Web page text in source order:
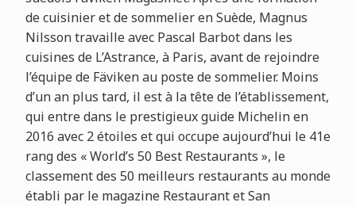
de cuisinier et de sommelier en Suède, Magnus
Nilsson travaille avec Pascal Barbot dans les
cuisines de L’Astrance, à Paris, avant de rejoindre
l’équipe de Fäviken au poste de sommelier. Moins
d’un an plus tard, il est à la tête de l’établissement,
qui entre dans le prestigieux guide Michelin en
2016 avec 2 étoiles et qui occupe aujourd’hui le 41e
rang des « World’s 50 Best Restaurants », le
classement des 50 meilleurs restaurants au monde
établi par le magazine Restaurant et San